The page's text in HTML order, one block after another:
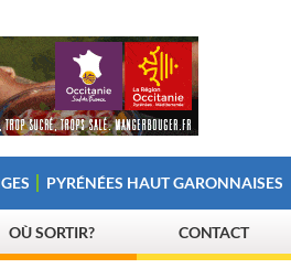
PYRÉNÉES HAUT GARONNAISES
OÙ SORTIR? CONTACT